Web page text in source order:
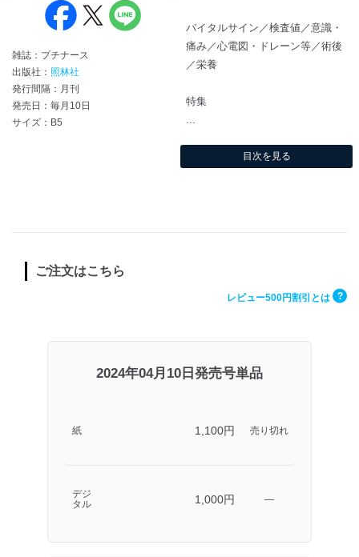
雑誌：プチナース
出版社： 照林社
発行間隔：月刊
発売日：毎月10日
サイズ：B5
バイタルサイン／検査値／意識・
痛み／心電図・ドレーン等／術後
／栄養
特集
目次を見る
ご注文はこちら
レビュー500円割引とは ?
2024年04月10日発売号単品
紙 1,100円 売り切れ
デジ
タル
1,000円 ―